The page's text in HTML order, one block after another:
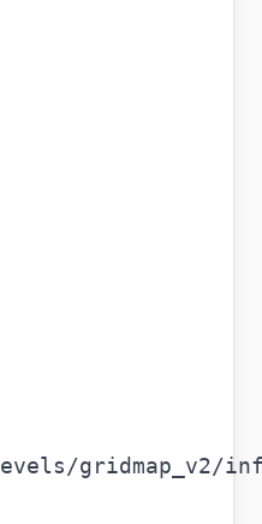
gridmap_v2/